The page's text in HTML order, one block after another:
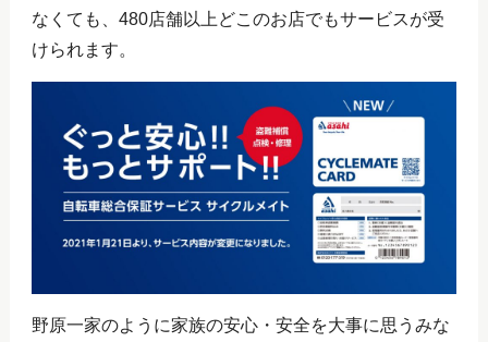
なくても、480店舗以上どこのお店でもサービスが受
けられます。
野原一家のように家族の安心・安全を大事に思うみな